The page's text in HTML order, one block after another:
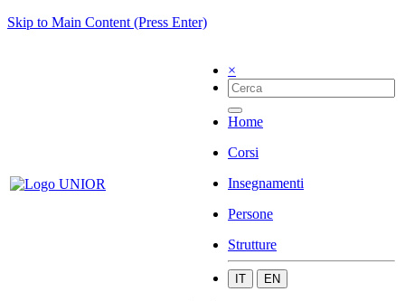
Skip to Main Content (Press Enter)
×
Home
Corsi
Insegnamenti
Persone
Strutture
IT EN